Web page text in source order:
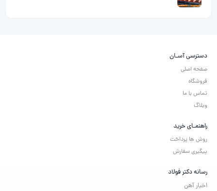
دسترسی آسـان
صفحه اصلی
فروشگاه
تماس با ما
وبلاگ
راهنمـای خرید
روش ها پرداخت
پیگیری سفارش
رسانه دکتر فولاد
اخبار آهن